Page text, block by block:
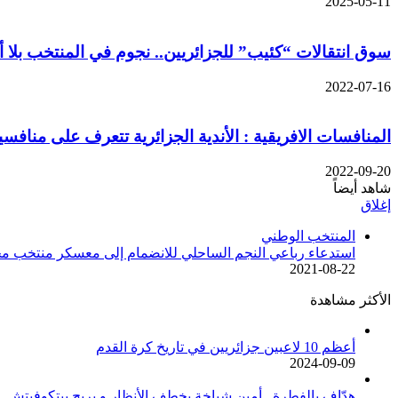
سوق انتقالات “كئيب” للجزائريين.. نجوم في المنتخب بلا
2022-07-16
المنافسات الافريقية : الأندية الجزائرية تتعرف على
2022-09-20
شاهد أيضاً
إغلاق
المنتخب الوطني
استدعاء رباعي النجم الساحلي للانضمام إلى معسكر منتخب
2021-08-22
الأكثر مشاهدة
أعظم 10 لاعبين جزائريين في تاريخ كرة القدم
2024-09-09